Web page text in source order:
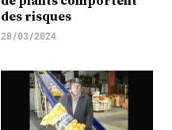
des risques
28/03/2024